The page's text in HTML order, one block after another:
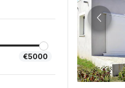
€5000